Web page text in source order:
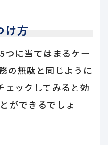
け方
つに当てはまるケー
の無駄と同じように
ェックしてみると効
ができるでしょ